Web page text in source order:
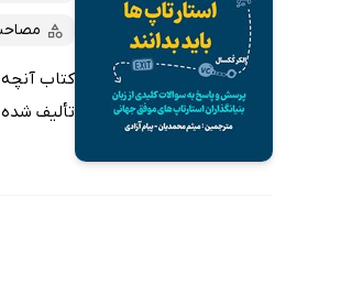
کتاب
تألیف